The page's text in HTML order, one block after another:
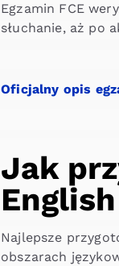
Egzamin FCE
słuchanie, aż po
Oficjalny opis
Jak
Najlepsze
obszarach